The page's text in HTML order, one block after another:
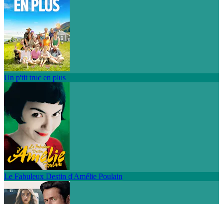
Un p'tit truc en plus
Le Fabuleux Destin d'Amélie Poulain